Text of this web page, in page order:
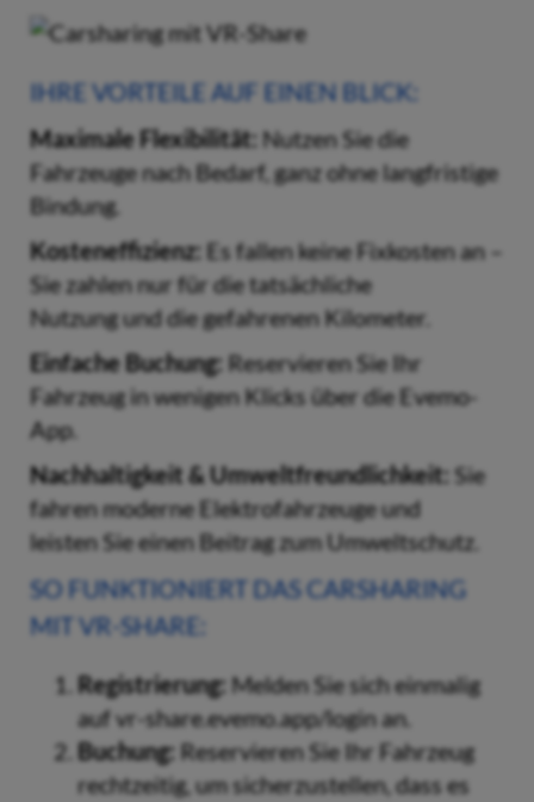
IHRE VORTEILE AUF EINEN BLICK:
Maximale Flexibilität: Nutzen Sie die
Fahrzeuge nach Bedarf, ganz ohne langfristige
Bindung.
Kosteneffizienz: Es fallen keine Fixkosten an –
Sie zahlen nur für die tatsächliche
Nutzung und die gefahrenen Kilometer.
Einfache Buchung: Reservieren Sie Ihr
Fahrzeug in wenigen Klicks über die Evemo-
App.
Nachhaltigkeit & Umweltfreundlichkeit: Sie
fahren moderne Elektrofahrzeuge und
leisten Sie einen Beitrag zum Umweltschutz.
SO FUNKTIONIERT DAS CARSHARING
MIT VR-SHARE:
Registrierung: Melden Sie sich einmalig
auf vr-share.evemo.app/login an.
Buchung: Reservieren Sie Ihr Fahrzeug
rechtzeitig, um sicherzustellen, dass es